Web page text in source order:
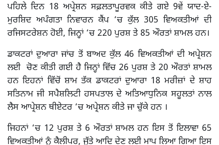
ਪਹਿਲੇ ਦਿਨ 18 ਅਪ੍ਰੇਸ਼ਨ ਸਫ਼ਲਤਾਪੂਰਵਕ ਕੀਤੇ ਗਏ 9ਵੇਂ ਯਾਦ-ਏ-
ਮੁਰਸ਼ਿਦ ਅਪੰਗਤਾ ਨਿਵਾਰਨ ਕੈਂਪ ‘ਚ ਕੁੱਲ 305 ਵਿਅਕਤੀਆਂ ਦੀ
ਰਜਿਸਟਰੇਸ਼ਨ ਹੋਈ, ਜਿਨ੍ਹਾਂ ‘ਚ 220 ਪੁਰਸ਼ ਤੇ 85 ਔਰਤਾਂ ਸ਼ਾਮਲ ਹਨ।
ਡਾਕਟਰਾਂ ਦੁਆਰਾ ਜਾਂਚ ਤੋਂ ਬਾਅਦ ਕੁੱਲ 46 ਵਿਅਕਤੀਆਂ ਦੀ ਅਪ੍ਰੇਸ਼ਨ
ਲਈ ਚੋਣ ਕੀਤੀ ਗਈ ਹੈ ਜਿਨ੍ਹਾਂ ਵਿੱਚ 26 ਪੁਰਸ਼ ਤੇ 20 ਔਰਤਾਂ ਸ਼ਾਮਲ
ਹਨ ਇਹਨਾਂ ਵਿੱਚੋਂ ਸ਼ਾਮ ਤੱਕ ਡਾਕਟਰਾਂ ਦੁਆਰਾ 18 ਮਰੀਜ਼ਾਂ ਦੇ ਸ਼ਾਹ
ਸਤਿਨਾਮ ਜੀ ਸਪੈਸ਼ਲਿਟੀ ਹਸਪਤਾਲ ਦੇ ਅਤਿਆਧੁਨਿਕ ਸਹੂਲਤਾਂ ਨਾਲ
ਲੈਸ ਆਪ੍ਰੇਸ਼ਨ ਥੀਏਟਰ ‘ਚ ਅਪ੍ਰੇਸ਼ਨ ਕੀਤੇ ਜਾ ਚੁੱਕੇ ਹਨ ।
ਜਿਹਨਾਂ ‘ਚ 12 ਪੁਰਸ਼ ਤੇ 6 ਔਰਤਾਂ ਸ਼ਾਮਲ ਹਨ ਇਸ ਤੋਂ ਇਲਾਵਾ 65
ਵਿਅਕਤੀਆਂ ਨੂੰ ਕੈਲੀਪਰ, ਜੁੱਤੇ ਆਦਿ ਦੇਣ ਲਈ ਮਾਪ ਲਿਆ ਗਿਆ ਇਸ